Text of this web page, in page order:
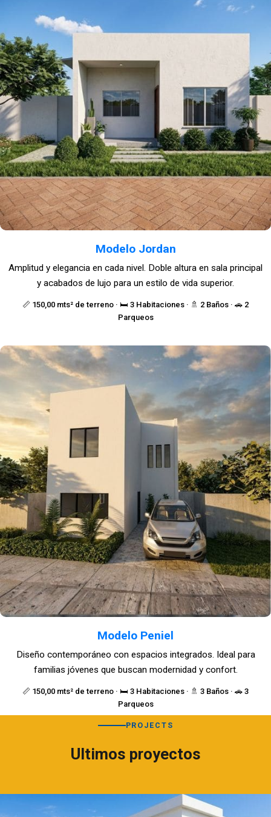
Modelo Jordan
📏 150,00 mts² de terreno · 🛏️ 3 Habitaciones · 🚿 2 Baños · 🚗 2
Parqueos
Amplitud y elegancia en cada nivel. Doble altura en sala principal
y acabados de lujo para un estilo de vida superior.
Modelo Peniel
📏 150,00 mts² de terreno · 🛏️ 3 Habitaciones · 🚿 3 Baños · 🚗 3
Parqueos
Diseño contemporáneo con espacios integrados. Ideal para
familias jóvenes que buscan modernidad y confort.
PROJECTS
Ultimos proyectos